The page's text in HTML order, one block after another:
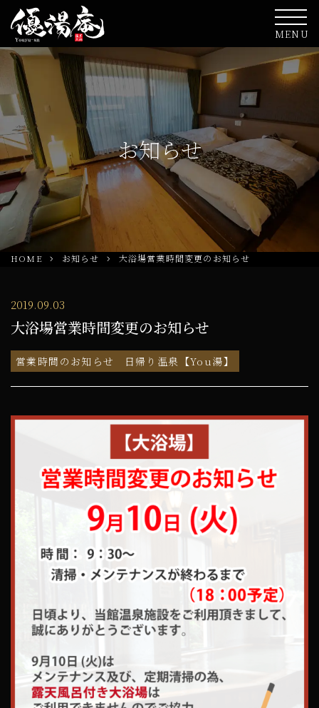
MENU
お知らせ
HOME お知らせ 大浴場営業時間変更のお知らせ
2019.09.03
大浴場営業時間変更のお知らせ
営業時間のお知らせ 日帰り温泉【You湯】